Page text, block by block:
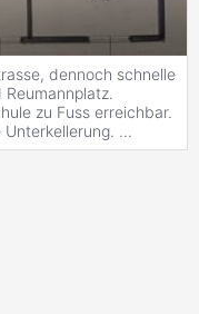
dennoch schnelle
zu Fuss erreichbar.
...